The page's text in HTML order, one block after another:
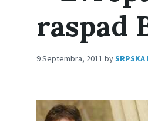
raspad
9 Septembra, 2011 bySRPSKA